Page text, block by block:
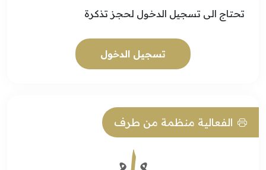
تحتاج الى تسجيل الدخول لحجز تذكرة
تسجيل الدخول
الفعالية منظمة من طرف